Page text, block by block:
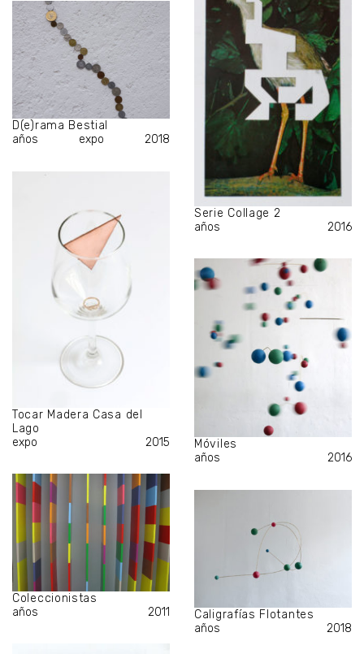
Serie Collage 2
años
2016
D(e)rama Bestial
años
expo 2018
Tocar Madera Casa del
Lago
expo
2015
Móviles
años
2016
Coleccionistas
años
2011
Caligrafías Flotantes
años
2018